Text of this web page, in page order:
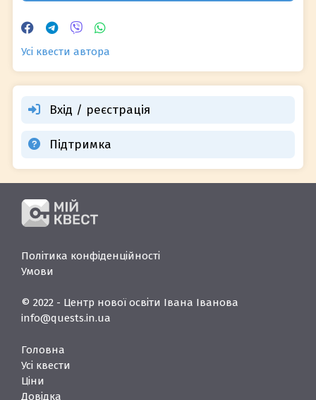
Усі квести автора
Вхід / реєстрація
Підтримка
Політика конфіденційності
Умови
© 2022 - Центр нової освіти Івана Іванова
info@quests.in.ua
Головна
Усі квести
Ціни
Довідка